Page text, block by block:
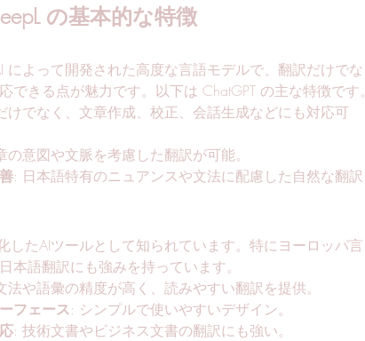
の基本的な特徴
によって開発された高度な言語モデルで、翻訳だけでな
できる点が魅力です。以下は ChatGPT の主な特徴です。
けでなく、文章作成、校正、会話生成などにも対応可
の意図や文脈を考慮した翻訳が可能。
: 日本語特有のニュアンスや文法に配慮した自然な翻訳
したAIツールとして知られています。特にヨーロッパ言
本語翻訳にも強みを持っています。
法や語彙の精度が高く、読みやすい翻訳を提供。
フェース: シンプルで使いやすいデザイン。
: 技術文書やビジネス文書の翻訳にも強い。